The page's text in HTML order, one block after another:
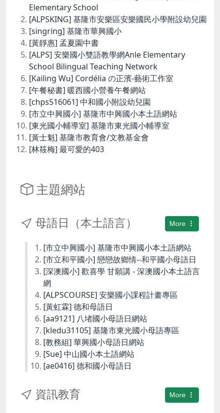
Elementary School
[ALPSKING] 基隆市安樂區安樂國民小學附設幼兒園
[singring] 基隆市華興國小
[黃靜惠] 孟夏園中書
[ALPS] 安樂國小雙語教學網Anle Elementary
School Bilingual Teaching Network
[Kailing Wu] Cordélia の正濱-藝術工作室
[午餐秘書] 暖西國小營養午餐網站
[chps516061] 中和國小附設幼兒園
[市立中興國小] 基隆市中興國小本土語網站
[東光國小輔導室] 基隆市東光國小輔導室
[黃士魁] 基隆市教育會/文教基金會
[林筱梅] 最可愛的403
主題網站
More
母語日（本土語言）
[市立中興國小] 基隆市中興國小本土語網站
[市立和平國小] 戀戀故鄉情--和平國小母語日
[深澳國小] 歡喜學 甘願講 - 深澳國小本土語言
網
[ALPSCOURSE] 安樂國小課程計畫專區
[黃虹霖] 德和母語日
[aa9121] 八堵國小母語日網站
[kledu31105] 基隆市東光國小母語專區
[教務組] 華興國小母語日網站
[Sue] 中山國小本土語網站
[ae0416] 德和國小母語日
More
資訊教育